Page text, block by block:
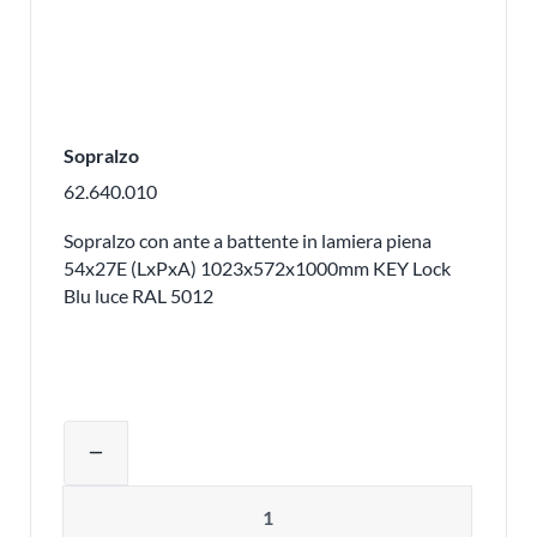
Sopralzo
62.640.010
Sopralzo con ante a battente in lamiera piena
54x27E (LxPxA) 1023x572x1000mm KEY Lock
Blu luce RAL 5012
remove